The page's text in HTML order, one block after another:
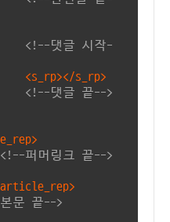
<!--댓글 시작-
s_rp>
<!--댓글 끝-->
<!--퍼머링크 끝-->
문 끝-->